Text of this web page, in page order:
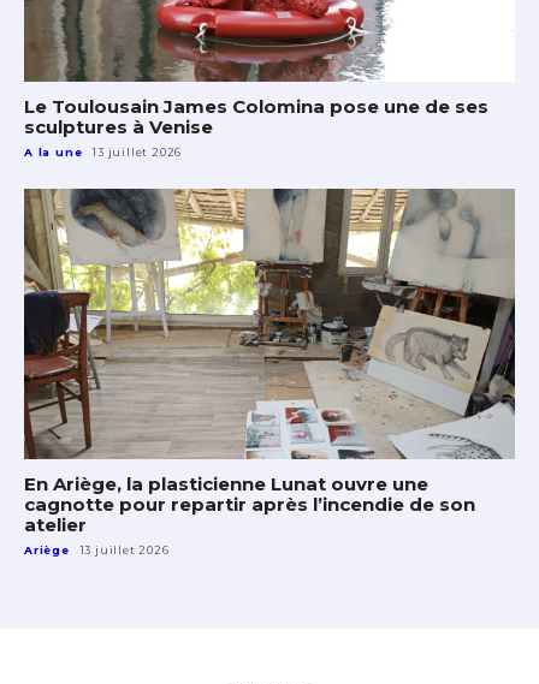
Le Toulousain James Colomina pose une de ses
sculptures à Venise
A la une 13 juillet 2026
En Ariège, la plasticienne Lunat ouvre une
cagnotte pour repartir après l’incendie de son
atelier
Ariège 13 juillet 2026